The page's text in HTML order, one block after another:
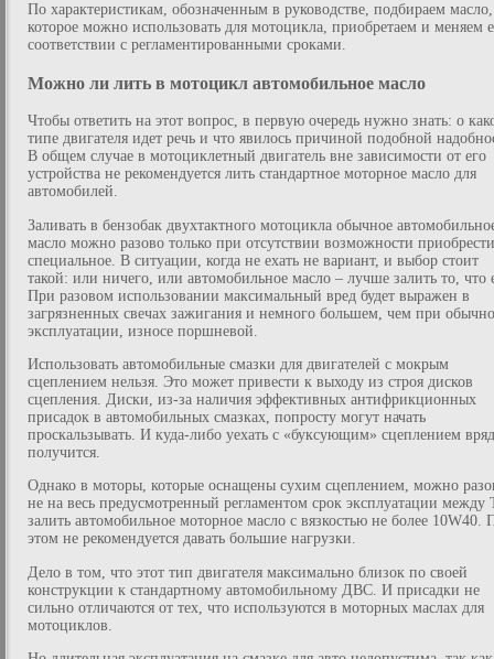
По характеристикам, обозначенным в руководстве, подбираем масло,
которое можно использовать для мотоцикла, приобретаем и меняем
соответствии с регламентированными сроками.
Можно ли лить в мотоцикл автомобильное масло
Чтобы ответить на этот вопрос, в первую очередь нужно знать: о
типе двигателя идет речь и что явилось причиной подобной
В общем случае в мотоциклетный двигатель вне зависимости от его
устройства не рекомендуется лить стандартное моторное масло для
автомобилей.
Заливать в бензобак двухтактного мотоцикла обычное
масло можно разово только при отсутствии возможности приобрести
специальное. В ситуации, когда не ехать не вариант, и выбор стоит
такой: или ничего, или автомобильное масло – лучше залить то, что
При разовом использовании максимальный вред будет выражен в
загрязненных свечах зажигания и немного большем, чем при
эксплуатации, износе поршневой.
Использовать автомобильные смазки для двигателей с мокрым
сцеплением нельзя. Это может привести к выходу из строя дисков
сцепления. Диски, из-за наличия эффективных антифрикционных
присадок в автомобильных смазках, попросту могут начать
проскальзывать. И куда-либо уехать с «буксующим» сцеплением
получится.
Однако в моторы, которые оснащены сухим сцеплением, можно
не на весь предусмотренный регламентом срок эксплуатации между
залить автомобильное моторное масло с вязкостью не более 10W40.
этом не рекомендуется давать большие нагрузки.
Дело в том, что этот тип двигателя максимально близок по своей
конструкции к стандартному автомобильному ДВС. И присадки не
сильно отличаются от тех, что используются в моторных маслах для
мотоциклов.